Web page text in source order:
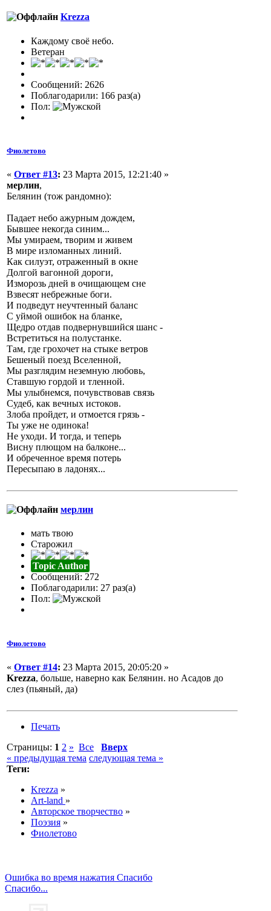
Krezza
Каждому своё небо.
Ветеран
Сообщений: 2626
Поблагодарили: 166 раз(а)
Пол:
Фиолетово
« Ответ #13: 23 Марта 2015, 12:21:40 »
мерлин,
Белянин (тож рандомно):
Падает небо ажурным дождем,
Бывшее некогда синим...
Мы умираем, творим и живем
В мире изломанных линий.
Как силуэт, отраженный в окне
Долгой вагонной дороги,
Изморозь дней в очищающем сне
Взвесят небрежные боги.
И подведут неучтенный баланс
С уймой ошибок на бланке,
Щедро отдав подвернувшийся шанс -
Встретиться на полустанке.
Там, где грохочет на стыке ветров
Бешеный поезд Вселенной,
Мы разглядим неземную любовь,
Ставшую гордой и тленной.
Мы улыбнемся, почувствовав связь
Судеб, как вечных истоков.
Злоба пройдет, и отмоется грязь -
Ты уже не одинока!
Не уходи. И тогда, и теперь
Висну плющом на балконе...
И обреченное время потерь
Пересыпаю в ладонях...
мерлин
мать твою
Старожил
Topic Author
Сообщений: 272
Поблагодарили: 27 раз(а)
Пол:
Фиолетово
« Ответ #14: 23 Марта 2015, 20:05:20 »
Krezza, больше, наверно как Белянин. но Асадов до
слез (пьяный, да)
Печать
Страницы: 1 2 » Все
Вверх
« предыдущая тема следующая тема »
Теги:
Krezza »
Art-land »
Авторское творчество »
Поэзия »
Фиолетово
Ошибка во время нажатия Спасибо
Спасибо...